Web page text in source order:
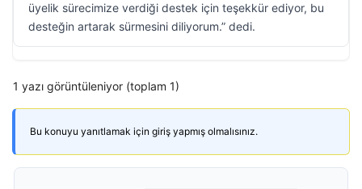
üyelik sürecimize verdiği destek için teşekkür ediyor, bu
desteğin artarak sürmesini diliyorum.” dedi.
1 yazı görüntüleniyor (toplam 1)
Bu konuyu yanıtlamak için giriş yapmış olmalısınız.